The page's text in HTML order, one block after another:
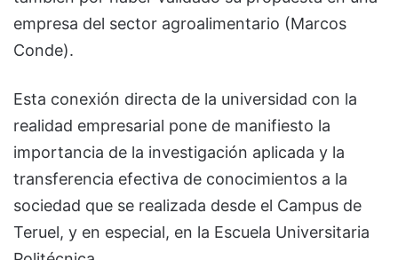
empresa del sector agroalimentario (Marcos
Conde).
Esta conexión directa de la universidad con la
realidad empresarial pone de manifiesto la
importancia de la investigación aplicada y la
transferencia efectiva de conocimientos a la
sociedad que se realizada desde el Campus de
Teruel, y en especial, en la Escuela Universitaria